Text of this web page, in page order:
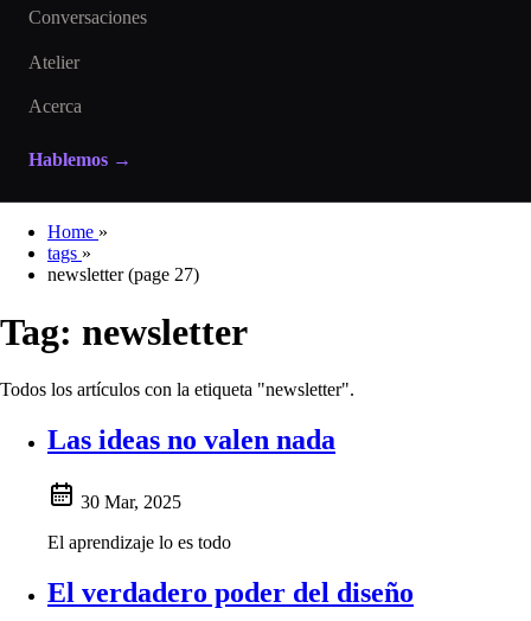
Conversaciones
Atelier
Acerca
Hablemos →
Home »
tags »
newsletter (page 27)
Tag: newsletter
Todos los artículos con la etiqueta "newsletter".
Las ideas no valen nada
30 Mar, 2025
El aprendizaje lo es todo
El verdadero poder del diseño